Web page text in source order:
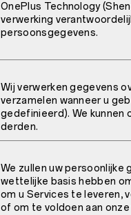
OnePlus Technology
verwerking
persoonsgegevens.
Wij verwerken gegevens
verzamelen wanneer u
gedefinieerd). We kunnen
derden.
We zullen uw persoonlijke
wettelijke basis hebben
om u Services te leveren,
of om te voldoen aan